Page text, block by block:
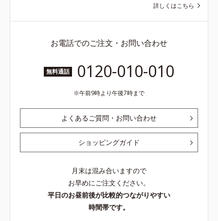
詳しくはこちら
お電話でのご注文・お問い合わせ
無料通話 0120-010-010
午前9時より午後7時まで
よくあるご質問・お問い合わせ
ショッピングガイド
月末は混み合いますので
お早めにご注文ください。
平日のお昼前後が比較的つながりやすい
時間帯です。